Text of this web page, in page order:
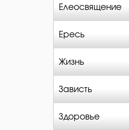
Елеосвящение
Ересь
Жизнь
Зависть
Здоровье